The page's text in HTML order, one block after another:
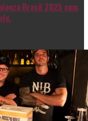
Brasil 2025 com